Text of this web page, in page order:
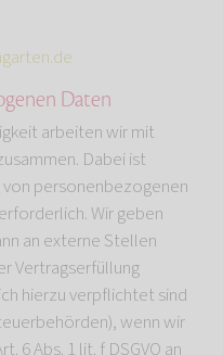
Daten
arbeiten wir mit
Dabei ist
personenbezogenen
Wir geben
an externe Stellen
Vertragserfüllung
hierzu verpflichtet sind
wenn wir
6 Abs. 1 lit. f DSGVO an